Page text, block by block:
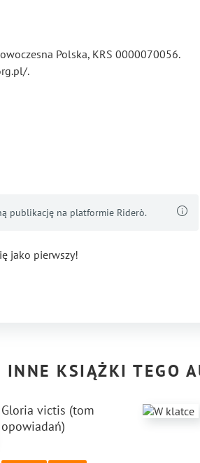
Polska, KRS 0000070056.
.
publikację na platformie Riderò.
jako pierwszy!
INNE KSIĄŻKI TEGO
Gloria victis (tom
opowiadań)